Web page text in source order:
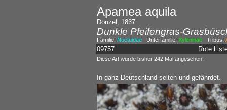
Apamea aquila
Donzel, 1837
Dunkle Pfeifengras-
Familie: NoctuidaeUnterfamilie: XyleninaeTribus:
09757 Rote
Diese Art wurde bisher 242 Mal angesehen.
In ganz Deutschland selten und gefährdet.